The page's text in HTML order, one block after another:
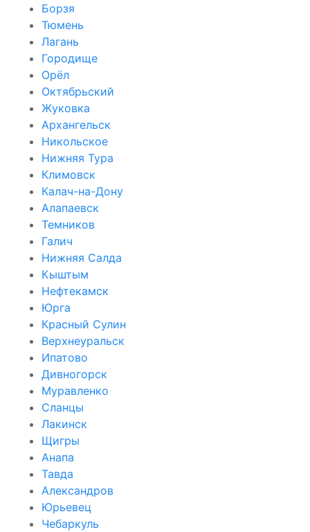
Борзя
Тюмень
Лагань
Городище
Орёл
Октябрьский
Жуковка
Архангельск
Никольское
Нижняя Тура
Климовск
Калач-на-Дону
Алапаевск
Темников
Галич
Нижняя Салда
Кыштым
Нефтекамск
Юрга
Красный Сулин
Верхнеуральск
Ипатово
Дивногорск
Муравленко
Сланцы
Лакинск
Щигры
Анапа
Тавда
Александров
Юрьевец
Чебаркуль